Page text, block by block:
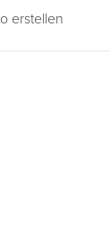
erstellen